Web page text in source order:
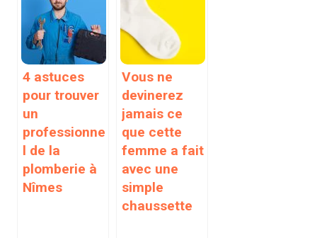
4 astuces
pour trouver
un
professionne
l de la
plomberie à
Nîmes
Vous ne
devinerez
jamais ce
que cette
femme a fait
avec une
simple
chaussette